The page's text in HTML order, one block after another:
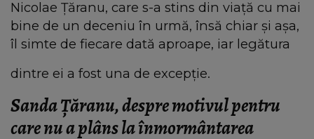
Nicolae Țăranu, care s-a stins din viață cu mai
bine de un deceniu în urmă, însă chiar și așa,
îl simte de fiecare dată aproape, iar legătura
dintre ei a fost una de excepție.
Sanda Țăranu, despre motivul pentru
care nu a plâns la înmormântarea